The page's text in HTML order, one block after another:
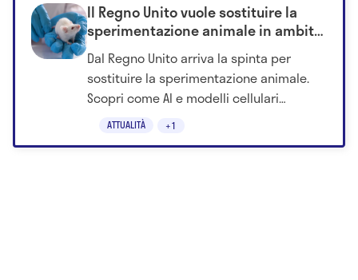
ATTUALITÀ +1
Il Regno Unito vuole sostituire la
sperimentazione animale in ambito
medico: è davvero possibile?
Dal Regno Unito arriva la spinta per
sostituire la sperimentazione animale.
Scopri come AI e modelli cellulari
avanzati stanno rendendo possibile una